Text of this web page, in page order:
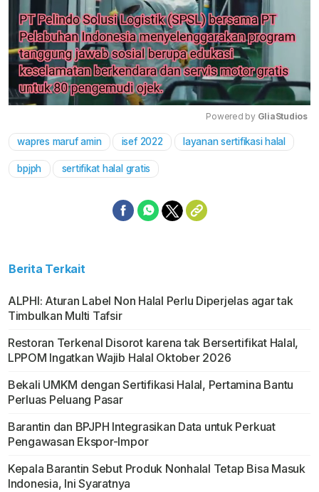
Mute
Powered by GliaStudios
wapres maruf amin isef 2022 layanan sertifikasi halal
bpjph sertifikat halal gratis
Berita Terkait
ALPHI: Aturan Label Non Halal Perlu Diperjelas agar tak
Timbulkan Multi Tafsir
Restoran Terkenal Disorot karena tak Bersertifikat Halal,
LPPOM Ingatkan Wajib Halal Oktober 2026
Bekali UMKM dengan Sertifikasi Halal, Pertamina Bantu
Perluas Peluang Pasar
Barantin dan BPJPH Integrasikan Data untuk Perkuat
Pengawasan Ekspor-Impor
Kepala Barantin Sebut Produk Nonhalal Tetap Bisa Masuk
Indonesia, Ini Syaratnya